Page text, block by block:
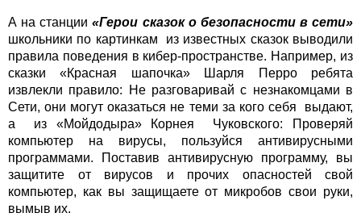
А на станции«Герои сказок о безопасности в сети»
школьники по картинкам из известных сказок выводили
правила поведения в кибер-пространстве. Например, из
сказки «Красная шапочка» Шарля Перро ребята
извлекли правило: Не разговаривай с незнакомцами в
Сети, они могут оказаться не теми за кого себя выдают,
а из «Мойдодыра» Корнея Чуковского: Проверяй
компьютер на вирусы, пользуйся антивирусными
программами. Поставив антивирусную программу, вы
защитите от вирусов и прочих опасностей свой
компьютер, как вы защищаете от микробов свои руки,
вымыв их.